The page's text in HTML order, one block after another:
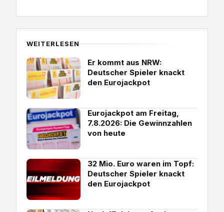
WEITERLESEN
Er kommt aus NRW:
Deutscher Spieler knackt
den Eurojackpot
Eurojackpot am Freitag,
7.8.2026: Die Gewinnzahlen
von heute
32 Mio. Euro waren im Topf:
Deutscher Spieler knackt
den Eurojackpot